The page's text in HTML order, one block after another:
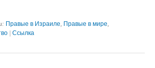
Правые в Израиле, Правые в мире,
Ссылка